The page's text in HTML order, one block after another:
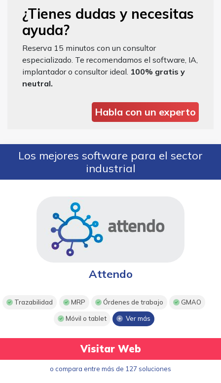
¿Tienes dudas y necesitas
ayuda?
Reserva 15 minutos con un consultor
especializado. Te recomendamos el software, IA,
implantador o consultor ideal. 100% gratis y
neutral.
Habla con un experto
Los mejores software para el sector
industrial
Attendo
Trazabilidad MRP Órdenes de trabajo GMAO
Móvil o tablet Ver más
Visitar Web
o compara entre más de 127 soluciones